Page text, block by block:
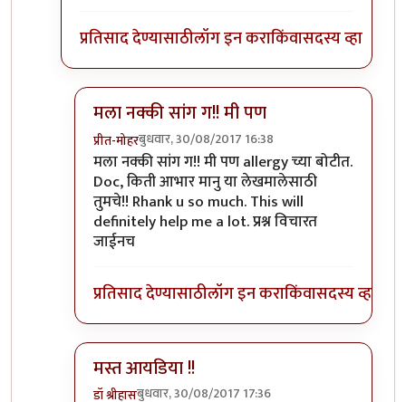
प्रतिसाद देण्यासाठीलॉग इन कराकिंवासदस्य व्हा
मला नक्की सांग ग!! मी पण
प्रीत-मोहरबुधवार, 30/08/2017 16:38
In reply toहो, नक्की!byपैसा
मला नक्की सांग ग!! मी पण allergy च्या बोटीत.
Doc, किती आभार मानु या लेखमालेसाठी
तुमचे!! Rhank u so much. This will
definitely help me a lot. प्रश्न विचारत
जाईनच
प्रतिसाद देण्यासाठीलॉग इन कराकिंवासदस्य व्हा
मस्त आयडिया !!
डॉ श्रीहासबुधवार, 30/08/2017 17:36